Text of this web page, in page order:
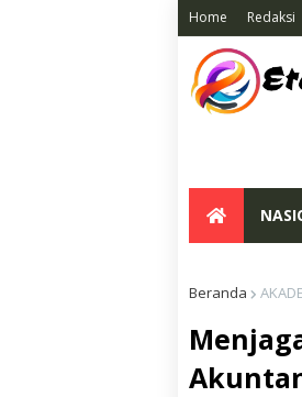
Home Redaksi
Beranda